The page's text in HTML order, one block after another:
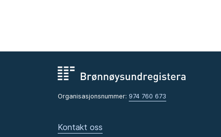
Organisasjonsnummer: 974 760 673
Kontakt oss